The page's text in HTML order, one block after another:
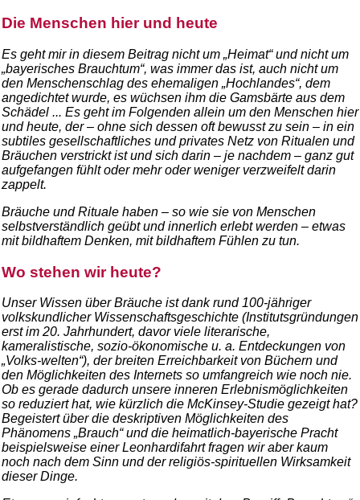
Die Menschen hier und heute
Es geht mir in diesem Beitrag nicht um „Heimat“ und nicht um
„bayerisches Brauchtum“, was immer das ist, auch nicht um
den Menschenschlag des ehemaligen „Hochlandes“, dem
angedichtet wurde, es wüchsen ihm die Gamsbärte aus dem
Schädel ... Es geht im Folgenden allein um den Menschen hier
und heute, der – ohne sich dessen oft bewusst zu sein – in ein
subtiles gesellschaftliches und privates Netz von Ritualen und
Bräuchen verstrickt ist und sich darin – je nachdem – ganz gut
aufgefangen fühlt oder mehr oder weniger verzweifelt darin
zappelt.
Bräuche und Rituale haben – so wie sie von Menschen
selbstverständlich geübt und innerlich erlebt werden – etwas
mit bildhaftem Denken, mit bildhaftem Fühlen zu tun.
Wo stehen wir heute?
Unser Wissen über Bräuche ist dank rund 100-jähriger
volkskundlicher Wissenschaftsgeschichte (Institutsgründungen
erst im 20. Jahrhundert, davor viele literarische,
kameralistische, sozio-ökonomische u. a. Entdeckungen von
„Volks-welten“), der breiten Erreichbarkeit von Büchern und
den Möglichkeiten des Internets so umfangreich wie noch nie.
Ob es gerade dadurch unsere inneren Erlebnismöglichkeiten
so reduziert hat, wie kürzlich die McKinsey-Studie gezeigt hat?
Begeistert über die deskriptiven Möglichkeiten des
Phänomens „Brauch“ und die heimatlich-bayerische Pracht
beispielsweise einer Leonhardifahrt fragen wir aber kaum
noch nach dem Sinn und der religiös-spirituellen Wirksamkeit
dieser Dinge.